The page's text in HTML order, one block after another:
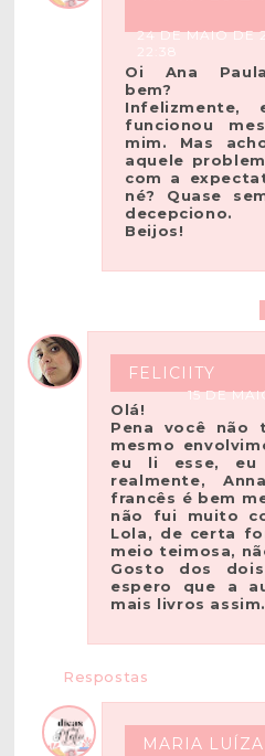
24 DE MAIO DE
22:38
Oi Ana
bem?
Infelizmente,
funcionou
mim. Mas
aquele
com a
né? Quase
decepciono.
Beijos!
FELICIITY
15 DE
Olá!
Pena você não
mesmo
eu li esse, eu
realmente,
francês é bem
não fui muito
Lola, de certa
meio teimosa,
Gosto dos
espero que a
mais livros assim.
Respostas
MARIA